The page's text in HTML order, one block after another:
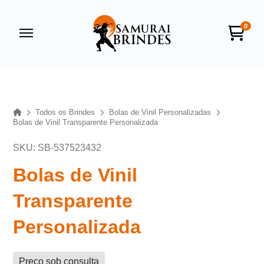
0
HomeTodos os Brindes
Bolas de Vinil Personalizadas
Bolas de Vinil Transparente Personalizada
SKU: SB-537523432
Bolas de Vinil
Transparente
Personalizada
Preço sob consulta